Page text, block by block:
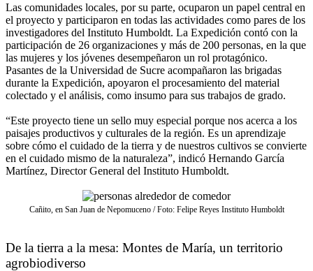
Las comunidades locales, por su parte, ocuparon un papel central en
el proyecto y participaron en todas las actividades como pares de los
investigadores del Instituto Humboldt. La Expedición contó con la
participación de 26 organizaciones y más de 200 personas, en la que
las mujeres y los jóvenes desempeñaron un rol protagónico.
Pasantes de la Universidad de Sucre acompañaron las brigadas
durante la Expedición, apoyaron el procesamiento del material
colectado y el análisis, como insumo para sus trabajos de grado.
“Este proyecto tiene un sello muy especial porque nos acerca a los
paisajes productivos y culturales de la región. Es un aprendizaje
sobre cómo el cuidado de la tierra y de nuestros cultivos se convierte
en el cuidado mismo de la naturaleza”, indicó Hernando García
Martínez, Director General del Instituto Humboldt.
Cañito, en San Juan de Nepomuceno / Foto: Felipe Reyes Instituto Humboldt
De la tierra a la mesa: Montes de María, un territorio
agrobiodiverso